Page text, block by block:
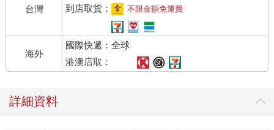
台灣
到店取貨：
不限金額免運費
海外
國際快遞：全球
港澳店取：
詳細資料